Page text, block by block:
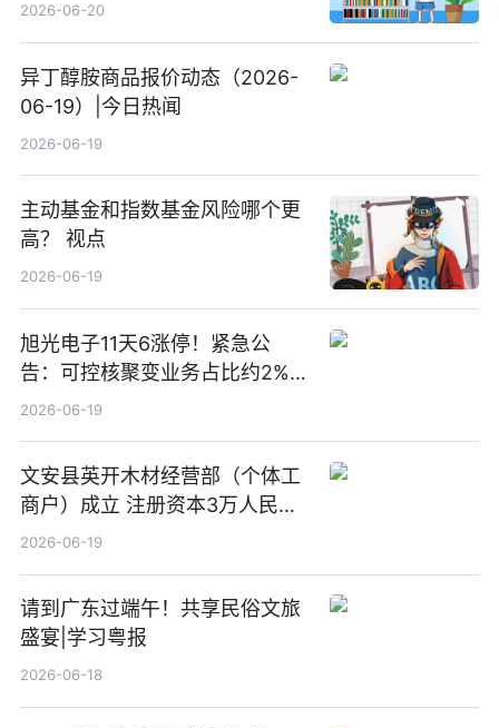
2026-06-20
异丁醇胺商品报价动态（2026-
06-19）|今日热闻
2026-06-19
主动基金和指数基金风险哪个更
高？ 视点
2026-06-19
旭光电子11天6涨停！紧急公
告：可控核聚变业务占比约2%！
前沿热点
2026-06-19
文安县英开木材经营部（个体工
商户）成立 注册资本3万人民币
新要闻
2026-06-19
请到广东过端午！共享民俗文旅
盛宴|学习粤报
2026-06-18